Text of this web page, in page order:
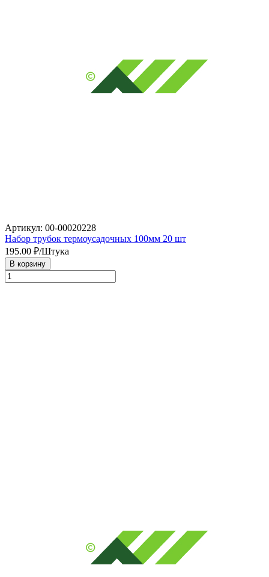
Артикул: 00-00020228
Набор трубок термоусадочных 100мм 20 шт
195.00 ₽/Штука
В корзину